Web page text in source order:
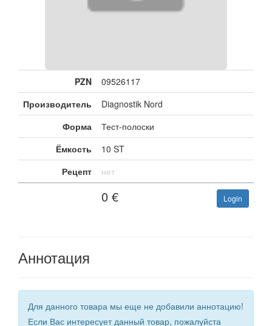
PZN
09526117
Производитель
Diagnostik Nord
Форма
Тест-полоски
Ёмкость
10 ST
Рецепт
нет
0 € Login
Аннотация
Для данного товара мы еще не добавили аннотацию!
Если Вас интересует данный товар, пожалуйста